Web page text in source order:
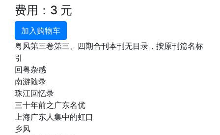
费用：3 元
加入购物车
粤风第三卷第三、四期合刊本刊无目录，按原刊篇名标
引
回粤杂感
南游随录
珠江回忆录
三十年前之广东名优
上海广东人集中的虹口
乡风